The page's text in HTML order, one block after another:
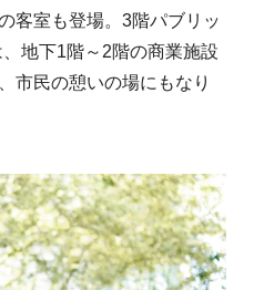
客室も登場。3階パブリッ
地下1階～2階の商業施設
市民の憩いの場にもなり